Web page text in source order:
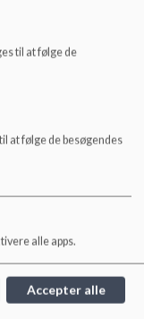
ture ud af
Naturfagsmaraton,
mod andre skoler.
stævne på
Fælleden.
trækker vod
for 5-6 årgang. De
til at følge de
at følge de besøgendes
alle apps.
Accepter alle